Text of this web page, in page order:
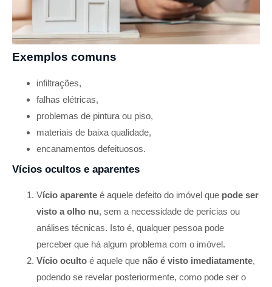
Exemplos comuns
infiltrações,
falhas elétricas,
problemas de pintura ou piso,
materiais de baixa qualidade,
encanamentos defeituosos.
Vícios ocultos e aparentes
Vício aparente é aquele defeito do imóvel que pode ser
visto a olho nu, sem a necessidade de perícias ou
análises técnicas. Isto é, qualquer pessoa pode
perceber que há algum problema com o imóvel.
Vício oculto é aquele que não é visto imediatamente,
podendo se revelar posteriormente, como pode ser o